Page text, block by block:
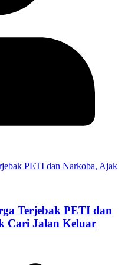
Terjebak PETI dan
Cari Jalan Keluar